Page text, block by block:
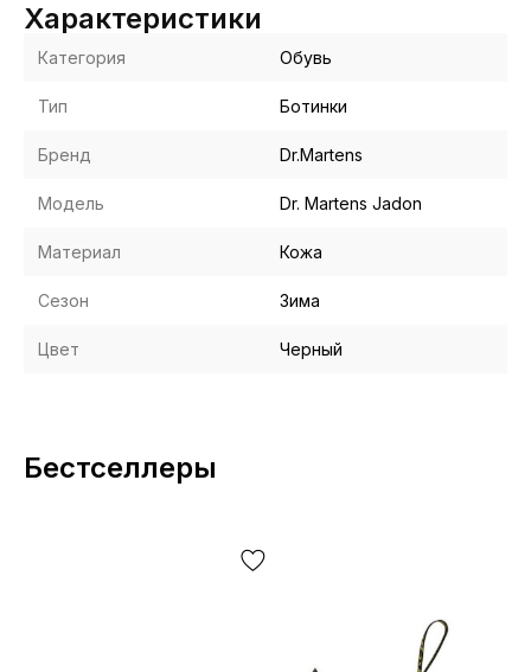
Характеристики
Категория Обувь
Тип Ботинки
Бренд Dr.Martens
Модель Dr. Martens Jadon
Материал Кожа
Сезон Зима
Цвет Черный
Бестселлеры